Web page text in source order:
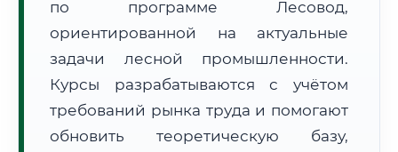
Часовой пояс:
МСК (UTC+3)
Формат учебы:
Дистанционно
🗺️ Зона обслуживания: г. Вологда
по программе Лесовод,
ориентированной на актуальные
задачи лесной промышленности.
Курсы разрабатываются с учётом
требований рынка труда и помогают
обновить теоретическую базу,